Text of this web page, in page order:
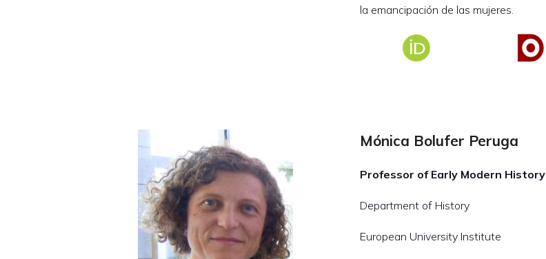
la emancipación de las mujeres.
Mónica Bolufer Peruga
Professor of Early Modern History
Department of History
European University Institute